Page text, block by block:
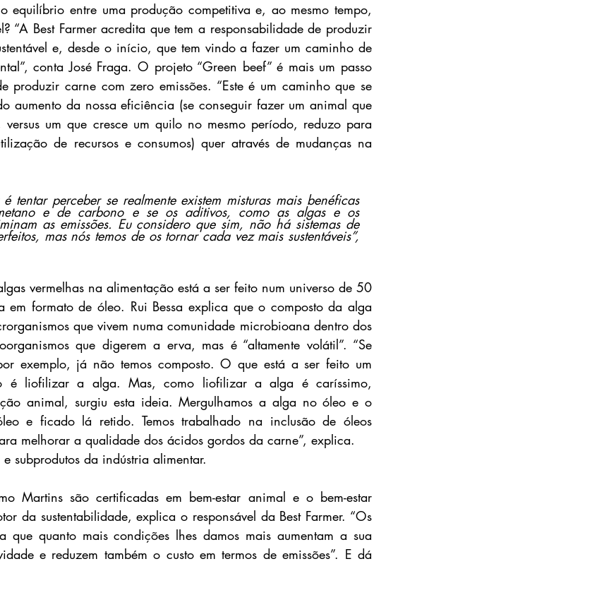
equilíbrio entre uma produção competitiva e, ao mesmo tempo,
“A Best Farmer acredita que tem a responsabilidade de produzir
e, desde o início, que tem vindo a fazer um caminho de
conta José Fraga. O projeto “Green beef” é mais um passo
produzir carne com zero emissões. “Este é um caminho que se
aumento da nossa eficiência (se conseguir fazer um animal que
um que cresce um quilo no mesmo período, reduzo para
de recursos e consumos) quer através de mudanças na
tentar perceber se realmente existem misturas mais benéficas
e de carbono e se os aditivos, como as algas e os
as emissões. Eu considero que sim, não há sistemas de
mas nós temos de os tornar cada vez mais sustentáveis”,
vermelhas na alimentação está a ser feito num universo de 50
formato de óleo. Rui Bessa explica que o composto da alga
que vivem numa comunidade microbioana dentro dos
que digerem a erva, mas é “altamente volátil”. “Se
exemplo, já não temos composto. O que está a ser feito um
é liofilizar a alga. Mas, como liofilizar a alga é caríssimo,
animal, surgiu esta ideia. Mergulhamos a alga no óleo e o
e ficado lá retido. Temos trabalhado na inclusão de óleos
melhorar a qualidade dos ácidos gordos da carne”, explica.
subprodutos da indústria alimentar.
Martins são certificadas em bem-estar animal e o bem-estar
da sustentabilidade, explica o responsável da Best Farmer. “Os
que quanto mais condições lhes damos mais aumentam a sua
e reduzem também o custo em termos de emissões”. E dá